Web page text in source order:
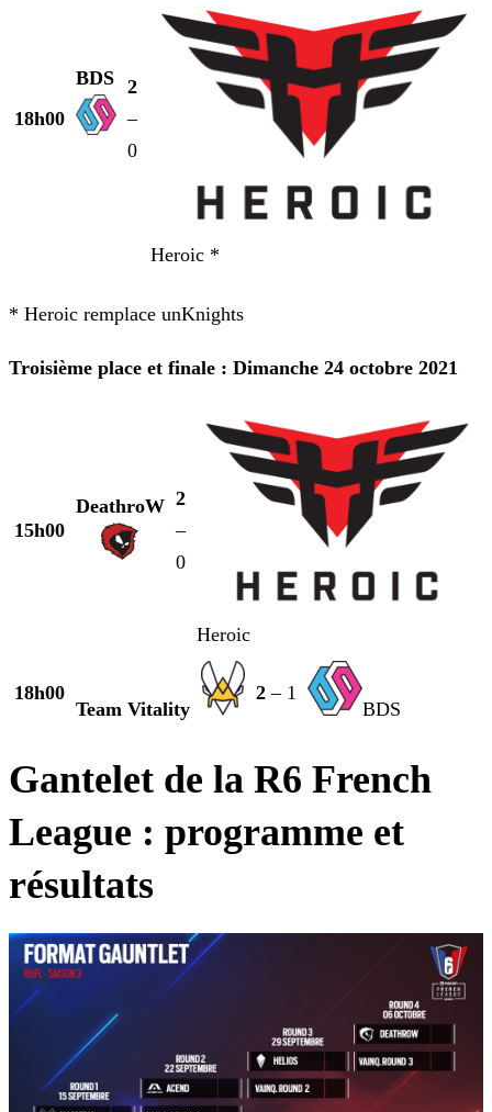
18h00
BDS 2
–
0
Heroic *
* Heroic remplace unKnights
Troisième place et finale : Dimanche 24 octobre 2021
15h00
DeathroW 2
–
0
Heroic
18h00
Team Vitality
2 – 1
BDS
Gantelet de la R6 French
League : programme et
résultats